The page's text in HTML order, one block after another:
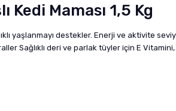
Maması 1,5 Kg
yaşlanmayı destekler. Enerji ve aktivite
Sağlıklı deri ve parlak tüyler için E